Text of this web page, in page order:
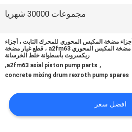
مجموعات 30000 شهريا
أجزاء مضخة المكبس المحوري للمحرك الثابت ، أجزاء
مضخة المكبس المحوري a2fm63 ، قطع غيار مضخة
ريكسروث بأسطوانة خلط الخرسانة
,
a2fm63 axial piston pump parts
,
concrete mixing drum rexroth pump spares
افضل سعر